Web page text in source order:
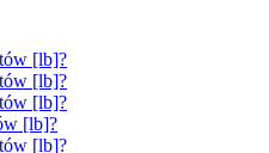
[lb]?
[lb]?
[lb]?
[lb]?
[lb]?